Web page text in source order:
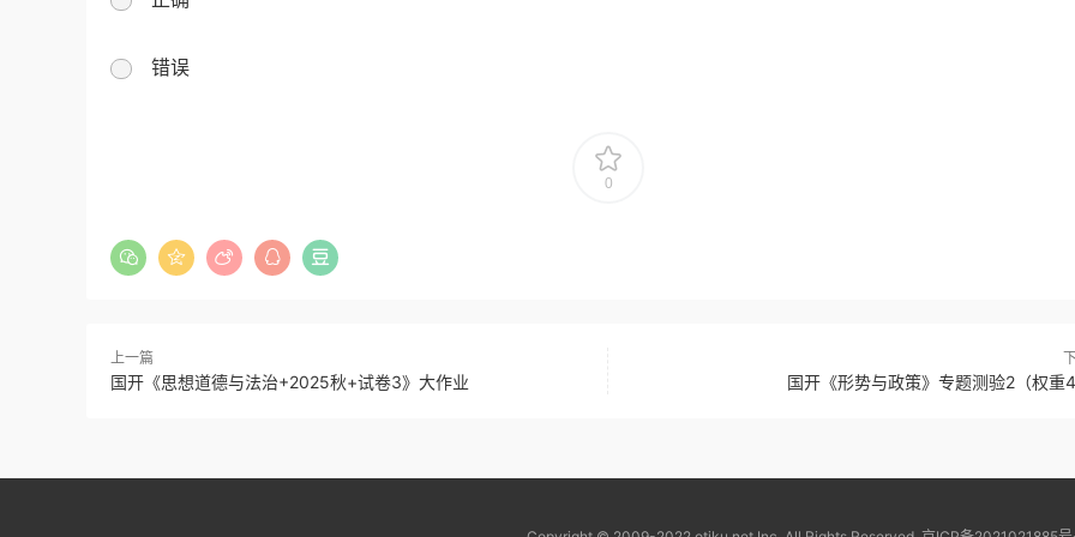
错误
0
上一篇
国开《思想道德与法治+2025秋+试卷3》大作业 国开《形势与政策》专题测验2（权重